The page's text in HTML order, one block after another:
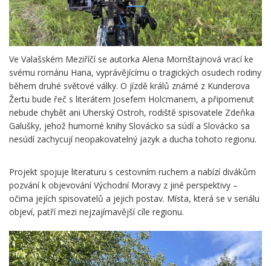
Ve Valašském Meziříčí se autorka Alena Mornštajnová vrací ke
svému románu Hana, vyprávějícímu o tragických osudech rodiny
během druhé světové války. O jízdě králů známé z Kunderova
Žertu bude řeč s literátem Josefem Holcmanem, a připomenut
nebude chybět ani Uherský Ostroh, rodiště spisovatele Zdeňka
Galušky, jehož humorné knihy Slovácko sa súdí a Slovácko sa
nesúdí zachycují neopakovatelný jazyk a ducha tohoto regionu.
Projekt spojuje literaturu s cestovním ruchem a nabízí divákům
pozvání k objevování Východní Moravy z jiné perspektivy –
očima jejích spisovatelů a jejich postav. Místa, která se v seriálu
objeví, patří mezi nejzajímavější cíle regionu.